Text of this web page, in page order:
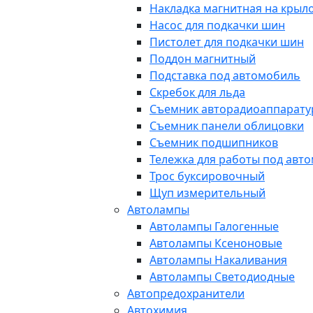
Накладка магнитная на
Насос для подкачки шин
Пистолет для подкачки шин
Поддон магнитный
Подставка под автомобиль
Скребок для льда
Съемник
Съемник панели облицовки
Съемник подшипников
Тележка для работы под
Трос буксировочный
Щуп измерительный
Автолампы
Автолампы Галогенные
Автолампы Ксеноновые
Автолампы Накаливания
Автолампы Светодиодные
Автопредохранители